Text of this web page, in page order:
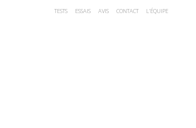
TESTS ESSAIS AVIS CONTACT L’ÉQUIPE